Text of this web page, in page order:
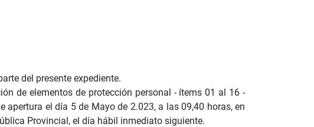
del presente expediente.
de elementos de protección personal - ítems 01 al 16 -
el día 5 de Mayo de 2.023, a las 09,40 horas, en
Provincial, el día hábil inmediato siguiente.